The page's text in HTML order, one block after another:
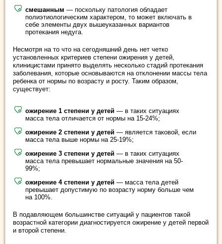
смешанным — поскольку патология обладает
полиэтиологическим характером, то может включать в
себе элементы двух вышеуказанных вариантов
протекания недуга.
Несмотря на то что на сегодняшний день нет четко
установленных критериев степени ожирения у детей,
клиницистами принято выделять несколько стадий протекания
заболевания, которые основываются на отклонении массы тела
ребенка от нормы по возрасту и росту. Таким образом,
существует:
ожирение 1 степени у детей — в таких ситуациях
масса тела отличается от нормы на 15-24%;
ожирение 2 степени у детей — является таковой, если
масса тела выше нормы на 25-19%;
ожирение 3 степени у детей — в таких ситуациях
масса тела превышает нормальные значения на 50-
99%;
ожирение 4 степени у детей — масса тела детей
превышает допустимую по возрасту норму больше чем
на 100%.
В подавляющем большинстве ситуаций у пациентов такой
возрастной категории диагностируется ожирение у детей первой
и второй степени.